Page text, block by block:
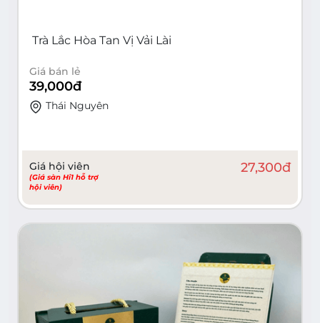
Trà Lắc Hòa Tan Vị Vải Lài
Giá bán lẻ
39,000đ
Thái Nguyên
Giá hội viên
(Giá sàn Hi1 hỗ trợ
hội viên)
27,300đ